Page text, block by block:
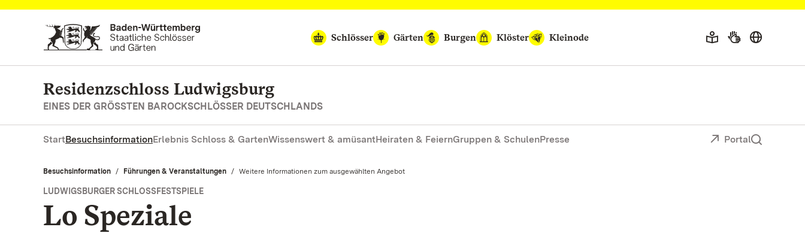
Zum Hauptinhalt springen
Schlösser
Gärten Burgen Klöster Kleinode
Residenzschloss Ludwigsburg
EINES DER GRÖSSTEN BAROCKSCHLÖSSER DEUTSCHLANDS
StartBesuchsinformationErlebnis Schloss & GartenWissenswert & amüsantHeiraten & FeiernGruppen & SchulenPresse Portal
Besuchsinformation Führungen & Veranstaltungen Aktuell:
Weitere Informationen zum ausgewählten Angebot
LUDWIGSBURGER SCHLOSSFESTSPIELE
Lo Speziale